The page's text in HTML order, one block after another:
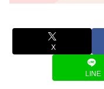
X
LINE